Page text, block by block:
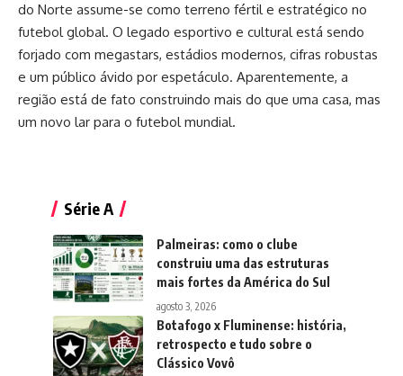
do Norte assume-se como terreno fértil e estratégico no
futebol global. O legado esportivo e cultural está sendo
forjado com megastars, estádios modernos, cifras robustas
e um público ávido por espetáculo. Aparentemente, a
região está de fato construindo mais do que uma casa, mas
um novo lar para o futebol mundial.
Série A
Palmeiras: como o clube
construiu uma das estruturas
mais fortes da América do Sul
agosto 3, 2026
Botafogo x Fluminense: história,
retrospecto e tudo sobre o
Clássico Vovô